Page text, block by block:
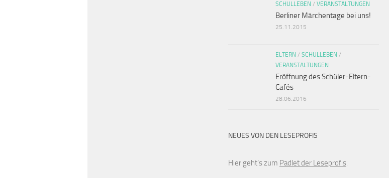
SCHULLEBEN / VERANSTALTUNGEN
Berliner Märchentage bei uns!
25.11.2015
ELTERN / SCHULLEBEN /
VERANSTALTUNGEN
Eröffnung des Schüler-Eltern-
Cafés
28.06.2016
NEUES VON DEN LESEPROFIS
Hier geht’s zum Padlet der Leseprofis.